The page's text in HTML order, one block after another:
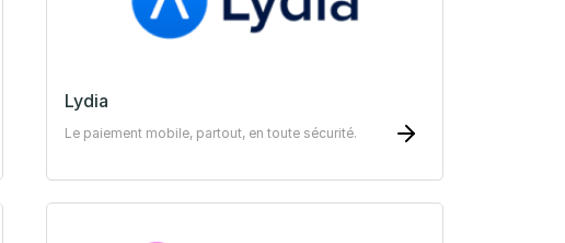
Lydia
Le paiement mobile, partout, en toute sécurité.